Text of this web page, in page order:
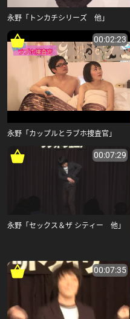
永野「トンカチシリーズ 他」
00:02:23
永野「カップルとラブホ捜査官」
00:07:29
永野「セックス＆ザ シティー 他」
00:07:35